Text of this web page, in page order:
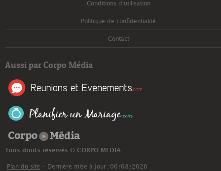
Conditions d'utilisation
Politique de confidentialité
Contact
Aussi par Corpo Média
Tous droits réservés © CORPO MEDIA
Plan du site - Dernière mise à jour :06/08/2026